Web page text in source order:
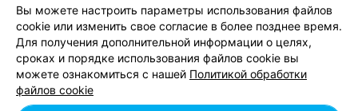
Связаться по вопросам сотрудничества
Написать руководителю relax.by
Персональные настройки cookie
Обработка персональных данных
Вы можете настроить параметры использования файлов
cookie или изменить свое согласие в более позднее время.
Для получения дополнительной информации о целях,
сроках и порядке использования файлов cookie вы
можете ознакомиться с нашей Политикой обработки
файлов cookie